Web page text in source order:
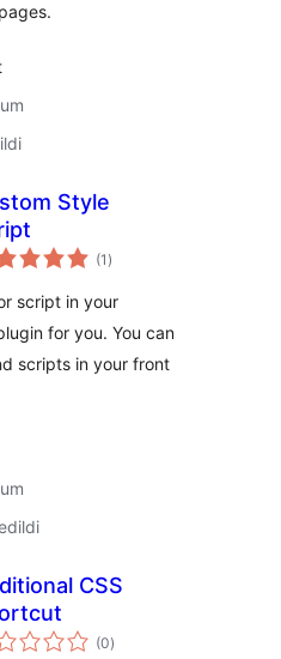
Style
(1 toplam
puan
)
script in your
for you. You can
scripts in your front
CSS
(0toplam
puan
)